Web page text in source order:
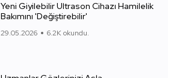
Yeni Giyilebilir Ultrason Cihazı Hamilelik
Bakımını 'Değiştirebilir'
29.05.2026 6.2K okundu.